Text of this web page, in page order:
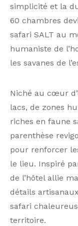
simplicité et la
60 chambres
safari SALT au
humaniste de
les savanes de
Niché au cœur
lacs, de zones
riches en faune
parenthèse
pour renforcer
le lieu. Inspiré
de l’hôtel allie
détails
safari
territoire.